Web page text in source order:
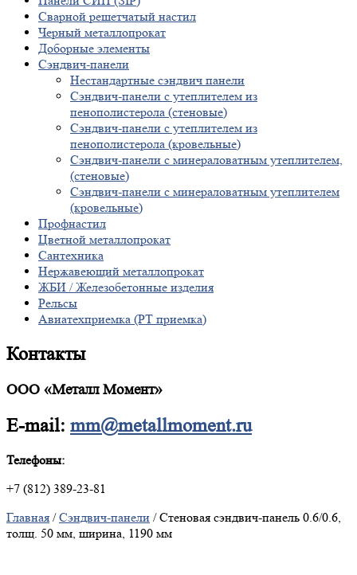
Сварной решетчатый настил
Черный металлопрокат
Доборные элементы
Сэндвич-панели
Нестандартные сэндвич панели
Сэндвич-панели с утеплителем из
пенополистерола (стеновые)
Сэндвич-панели с утеплителем из
пенополистерола (кровельные)
Сэндвич-панели с минераловатным утеплителем,
(стеновые)
Сэндвич-панели с минераловатным утеплителем
(кровельные)
Профнастил
Цветной металлопрокат
Сантехника
Нержавеющий металлопрокат
ЖБИ / Железобетонные изделия
Рельсы
Авиатехприемка (РТ приемка)
Контакты
ООО «Металл Момент»
E-mail: mm@metallmoment.ru
Телефоны:
+7 (812) 389-23-81
Главная /Сэндвич-панели / Стеновая сэндвич-панель 0.6/0.6,
толщ. 50 мм, ширина, 1190 мм